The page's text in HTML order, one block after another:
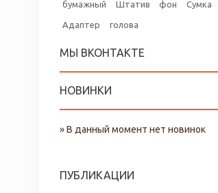
бумажный Штатив фон Сумка
Адаптер голова
МЫ ВКОНТАКТЕ
НОВИНКИ
» В данный момент нет новинок
ПУБЛИКАЦИИ